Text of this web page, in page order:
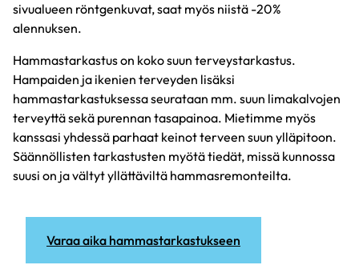
sivualueen röntgenkuvat, saat myös niistä -20%
alennuksen.
Hammastarkastus on koko suun terveystarkastus.
Hampaiden ja ikenien terveyden lisäksi
hammastarkastuksessa seurataan mm. suun limakalvojen
terveyttä sekä purennan tasapainoa. Mietimme myös
kanssasi yhdessä parhaat keinot terveen suun ylläpitoon.
Säännöllisten tarkastusten myötä tiedät, missä kunnossa
suusi on ja vältyt yllättäviltä hammasremonteilta.
Varaa aika hammastarkastukseen